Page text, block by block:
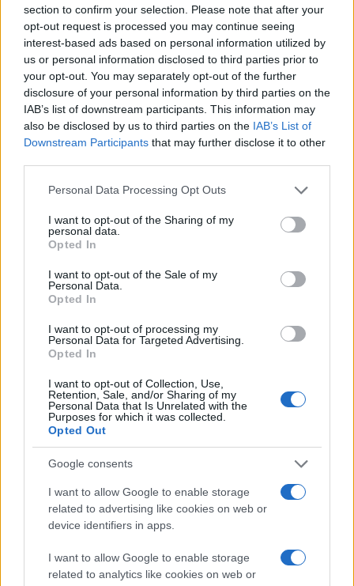
section to confirm your selection. Please note that after your
opt-out request is processed you may continue seeing
interest-based ads based on personal information utilized by
us or personal information disclosed to third parties prior to
your opt-out. You may separately opt-out of the further
disclosure of your personal information by third parties on the
IAB’s list of downstream participants. This information may
also be disclosed by us to third parties on the IAB’s List of
Downstream Participants that may further disclose it to other
Please note that this website/app uses one or more Google
not limited to your visit or usage behaviour. You may click to
grant or deny consent to Google and its third-party tags to
use your data for below specified purposes in below Google
consent section.
Personal Data Processing Opt Outs
I want to opt-out of the Sharing of my
personal data.
Opted In
I want to opt-out of the Sale of my
Personal Data.
Opted In
I want to opt-out of processing my
Personal Data for Targeted Advertising.
Opted In
I want to opt-out of Collection, Use,
Retention, Sale, and/or Sharing of my
Personal Data that Is Unrelated with the
Purposes for which it was collected.
Opted Out
Google consents
I want to allow Google to enable storage
related to advertising like cookies on web or
device identifiers in apps.
I want to allow Google to enable storage
related to analytics like cookies on web or
thumbnails : από 2MB που ίσχυε μέχρι σήμερα, το όριο
ανεβαίνει στα 50MB, επιτρέποντας έτσι στους
δημιουργούς να ανεβάζουν προεπισκοπήσεις πολύ
υψηλότερης ποιότητας. Παράλληλα, το YouTube
συνεργάζεται με επιλεγμένους δημιουργούς για τη
δοκιμή μεγαλύτερων αρχείων βίντεο, ώστε να
επιτρέψει την αποστολή υλικού με λιγότερη συμπίεση
και συνεπώς καλύτερη ποιότητα εικόνας.
Ωστόσο, οι αλλαγές δεν σταματούν στην πλευρά των
δημιουργών. Το YouTube φέρνεινέα χαρακτηριστικά
και για τους θεατές
immersive previews», ένα σύστημα προεπισκόπησης
θυμίζει έντονα τη λειτουργία autoplay
προεπισκοπήσεων του Netflix. Οι χρήστες θα
μπορούν να βλέπουν αποσπάσματα και να
περιηγούνται στα αγαπημένα τους κανάλια μέσα από
δυναμικές, διαδραστικές προεπισκοπήσεις που
εμφανίζονται στην αρχική σελίδα των εφαρμογών για